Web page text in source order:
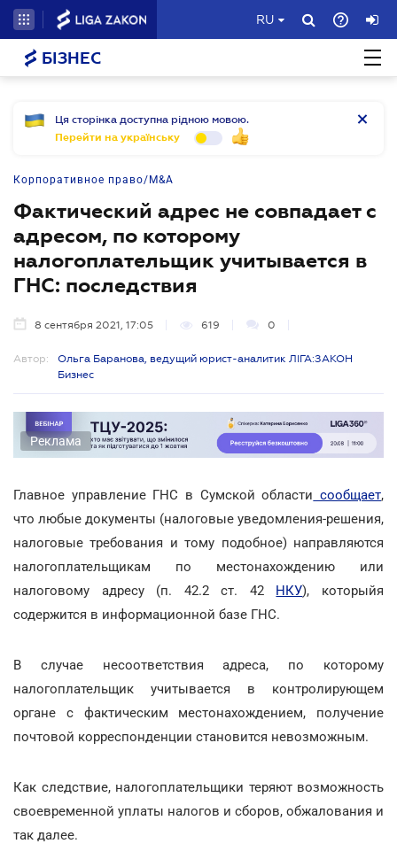
RU
БІЗНЕС
Ця сторінка доступна рідною мовою.
Перейти на українську
Корпоративное право/M&A
Фактический адрес не совпадает с
адресом, по которому
налогоплательщик учитывается в
ГНС: последствия
8 сентября 2021, 17:05 619 0
Автор:
Ольга Баранова, ведущий юрист-аналитик ЛІГА:ЗАКОН
Бизнес
Реклама
Главное управление ГНС в Сумской области сообщает,
что любые документы (налоговые уведомления-решения,
налоговые требования и тому подобное) направляются
налогоплательщикам по местонахождению или
налоговому адресу (п. 42.2 ст. 42 НКУ), которыйя
содержится в информационной базе ГНС.
В случае несоответствия адреса, по которому
налогоплательщик учитывается в контролирующем
органе с фактическим местонахождением, получение
почтовой корреспонденции становится невозможным.
Как следствие, налогоплательщики теряют возможность
своевременной уплаты налогов и сборов, обжалования и
так далее.